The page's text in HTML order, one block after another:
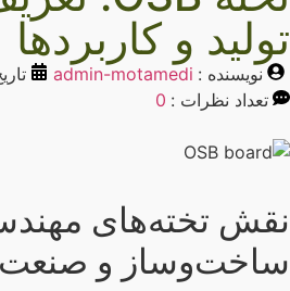
و کاربردها
نویسنده : admin-motamedi
تعداد نظرات : 0
تخته‌های
و صنعت